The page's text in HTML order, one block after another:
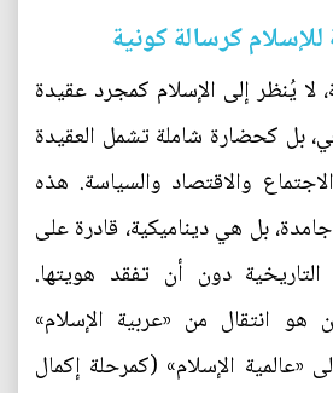
للإسلام كرسالة كونية
لا يُنظر إلى الإسلام كمجرد عقيدة
بل كحضارة شاملة تشمل العقيدة
والاقتصاد والسياسة. هذه
بل هي ديناميكية، قادرة على
التاريخية دون أن تفقد هويتها.
هو انتقال من «عربية الإسلام»
«عالمية الإسلام» (كمرحلة إكمال